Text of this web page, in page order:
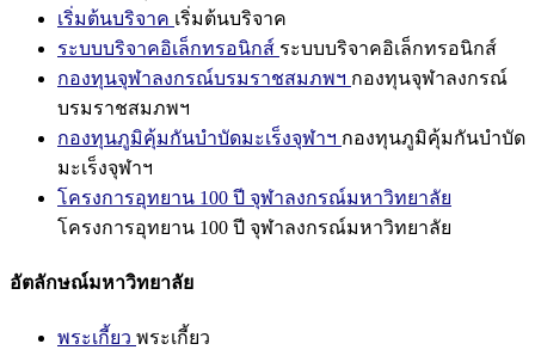
เริ่มต้นบริจาค เริ่มต้นบริจาค
ระบบบริจาคอิเล็กทรอนิกส์ ระบบบริจาคอิเล็กทรอนิกส์
กองทุนจุฬาลงกรณ์บรมราชสมภพฯ กองทุนจุฬาลงกรณ์
บรมราชสมภพฯ
กองทุนภูมิคุ้มกันบำบัดมะเร็งจุฬาฯ กองทุนภูมิคุ้มกันบำบัด
มะเร็งจุฬาฯ
โครงการอุทยาน 100 ปี จุฬาลงกรณ์มหาวิทยาลัย
โครงการอุทยาน 100 ปี จุฬาลงกรณ์มหาวิทยาลัย
อัตลักษณ์มหาวิทยาลัย
พระเกี้ยว พระเกี้ยว